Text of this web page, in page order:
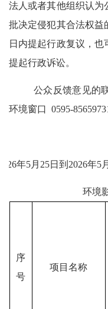
法人或者其他组织认为
批决定侵犯其合法权益
日内提起行政复议，
提起行政诉讼。
公众反馈意见的
环境窗口 0595-
年5月 25日到 2026年5月
环境
序
号
项目名称